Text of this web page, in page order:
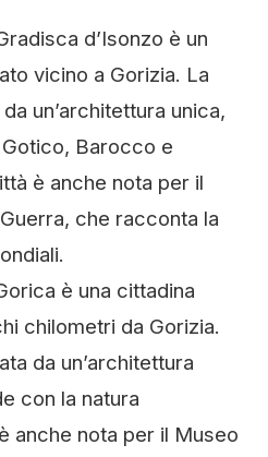
d’Isonzo è un
vicino a Gorizia. La
un’architettura unica,
Barocco e
è anche nota per il
che racconta la
è una cittadina
chilometri da Gorizia.
da un’architettura
con la natura
anche nota per il Museo